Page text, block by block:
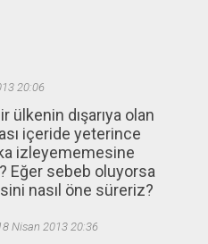
20:06
ülkenin dışarıya olan
içeride yeterince
izleyememesine
Eğer sebeb oluyorsa
nasıl öne süreriz?
Nisan 2013 20:36